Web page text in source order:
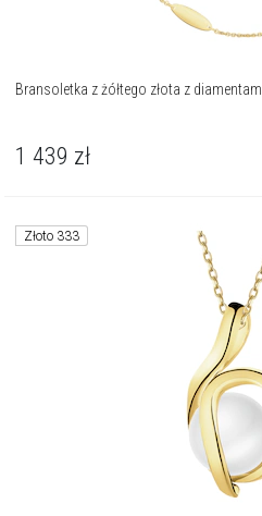
Bransoletka z żółtego złota z
1 439 zł
Złoto 333